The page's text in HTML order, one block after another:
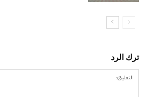
ترك الرد